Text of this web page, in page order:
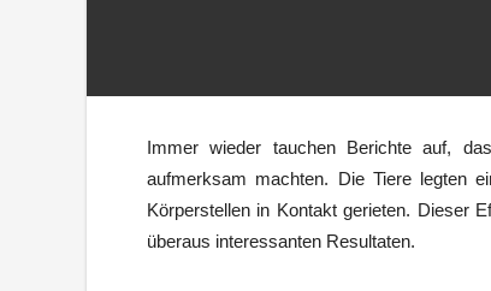
Immer wieder tauchen Berichte auf,
aufmerksam machten. Die Tiere legten
Körperstellen in Kontakt gerieten. Dieser
überaus interessanten Resultaten.